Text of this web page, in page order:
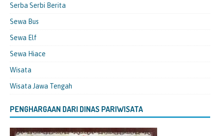
Serba Serbi Berita
Sewa Bus
Sewa Elf
Sewa Hiace
Wisata
Wisata Jawa Tengah
PENGHARGAAN DARI DINAS PARIWISATA